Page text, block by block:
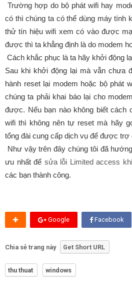
Trường hợp do bộ phát wifi hay
có thì chúng ta có thể dùng máy tính
thử tín hiệu wifi xem có vào được
được thì ta khẳng định là do modem
Cách khắc phục là ta hãy khởi động
Sau khi khởi động lại mà vẫn chưa
hành reset lại modem hoặc bộ phát
chúng ta phải khai báo lại cho
được. Nếu bạn nào không biết cách
wifi thì không nên tự reset mà hãy
tổng đài cung cấp dịch vụ để được trợ
Như vậy trên đây chúng tôi đã
ưu nhất để sửa lỗi Limited access
các bạn thành công.
Google Facebook
Chia sẻ trang này Get Short URL
thu thuat windows